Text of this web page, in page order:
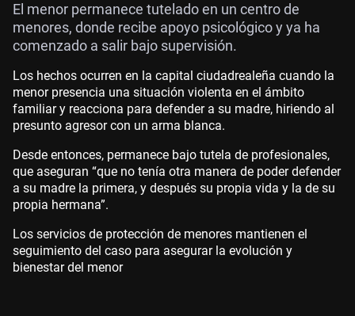
El menor permanece tutelado en un centro de
menores, donde recibe apoyo psicológico y ya ha
comenzado a salir bajo supervisión.
Los hechos ocurren en la capital ciudadrealeña cuando la
menor presencia una situación violenta en el ámbito
familiar y reacciona para defender a su madre, hiriendo al
presunto agresor con un arma blanca.
Desde entonces, permanece bajo tutela de profesionales,
que aseguran “que no tenía otra manera de poder defender
a su madre la primera, y después su propia vida y la de su
propia hermana”.
Los servicios de protección de menores mantienen el
seguimiento del caso para asegurar la evolución y
bienestar del menor